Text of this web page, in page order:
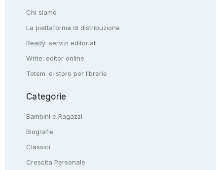
Chi siamo
La piattaforma di distribuzione
Ready: servizi editoriali
Write: editor online
Totem: e-store per librerie
Categorie
Bambini e Ragazzi
Biografie
Classici
Crescita Personale